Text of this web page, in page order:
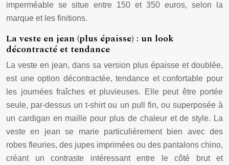
imperméable se situe entre 150 et 350 euros, selon la
marque et les finitions.
La veste en jean (plus épaisse) : un look
décontracté et tendance
La veste en jean, dans sa version plus épaisse et doublée,
est une option décontractée, tendance et confortable pour
les journées fraîches et pluvieuses. Elle peut être portée
seule, par-dessus un t-shirt ou un pull fin, ou superposée à
un cardigan en maille pour plus de chaleur et de style. La
veste en jean se marie particulièrement bien avec des
robes fleuries, des jupes imprimées ou des pantalons chino,
créant un contraste intéressant entre le côté brut et